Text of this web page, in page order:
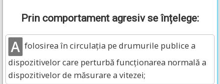
Prin comportament agresiv se înțelege:
A folosirea în circulația pe drumurile publice a
dispozitivelor care perturbă funcționarea normală a
dispozitivelor de măsurare a vitezei;